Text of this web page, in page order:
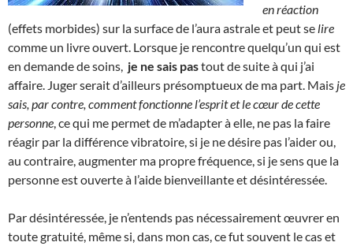
en réaction
(effets morbides) sur la surface de l’aura astrale et peut se lire
comme un livre ouvert. Lorsque je rencontre quelqu’un qui est
en demande de soins, je ne sais pastout de suite à qui j’ai
affaire. Juger serait d’ailleurs présomptueux de ma part. Mais je
sais, par contre, comment fonctionne l’esprit et le cœur de cette
personne , ce qui me permet de m’adapter à elle, ne pas la faire
réagir par la différence vibratoire, si je ne désire pas l’aider ou,
au contraire, augmenter ma propre fréquence, si je sens que la
personne est ouverte à l’aide bienveillante et désintéressée.
Par désintéressée, je n’entends pas nécessairement œuvrer en
toute gratuité, même si, dans mon cas, ce fut souvent le cas et